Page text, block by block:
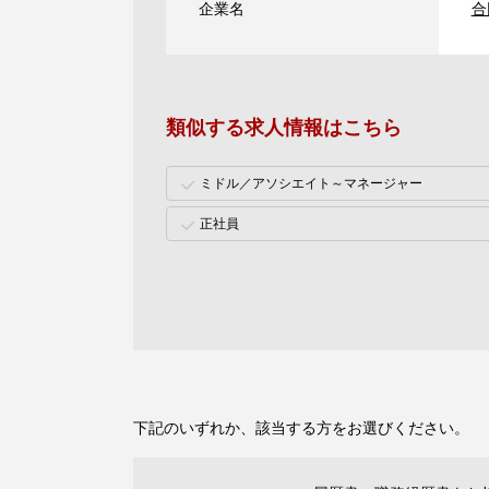
企業名
類似する求人情報はこちら
ミドル／アソシエイト～マネージャー
正社員
下記のいずれか、該当する方をお選びください。